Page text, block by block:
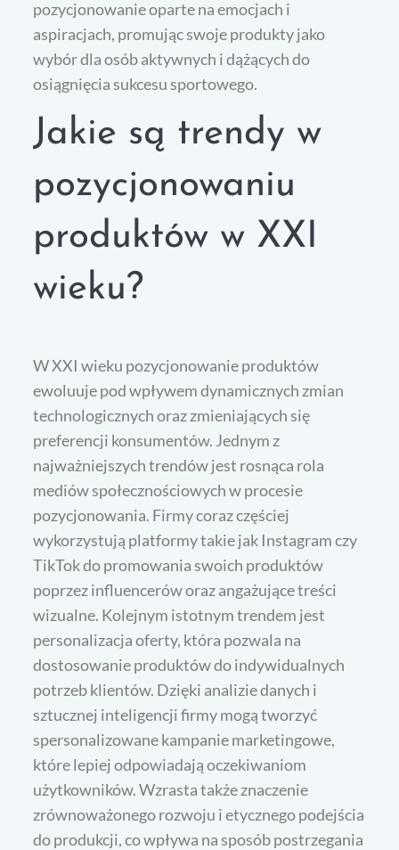
pozycjonowanie oparte na emocjach i
aspiracjach, promując swoje produkty jako
wybór dla osób aktywnych i dążących do
osiągnięcia sukcesu sportowego.
Jakie są trendy w
pozycjonowaniu
produktów w XXI
wieku?
W XXI wieku pozycjonowanie produktów
ewoluuje pod wpływem dynamicznych zmian
technologicznych oraz zmieniających się
preferencji konsumentów. Jednym z
najważniejszych trendów jest rosnąca rola
mediów społecznościowych w procesie
pozycjonowania. Firmy coraz częściej
wykorzystują platformy takie jak Instagram czy
TikTok do promowania swoich produktów
poprzez influencerów oraz angażujące treści
wizualne. Kolejnym istotnym trendem jest
personalizacja oferty, która pozwala na
dostosowanie produktów do indywidualnych
potrzeb klientów. Dzięki analizie danych i
sztucznej inteligencji firmy mogą tworzyć
spersonalizowane kampanie marketingowe,
które lepiej odpowiadają oczekiwaniom
użytkowników. Wzrasta także znaczenie
zrównoważonego rozwoju i etycznego podejścia
do produkcji, co wpływa na sposób postrzegania